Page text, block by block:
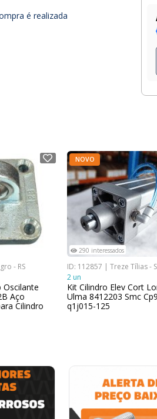
é realizada
- RS
Oscilante
Aço
Cilindro
NOVO
290 interessados
ID: 112857 | Treze Tílias -
2 un
Kit Cilindro Elev Cort
Ulma 8412203 Smc
q1j015-125